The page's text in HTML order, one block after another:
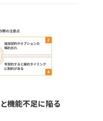
機能不足に陥る